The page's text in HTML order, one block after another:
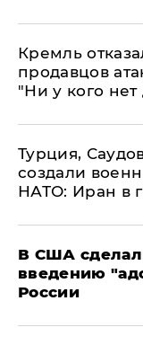
Кремль
продавцов
"Ни у кого нет
Турция,
создали
НАТО: Иран в
В США
введению
России